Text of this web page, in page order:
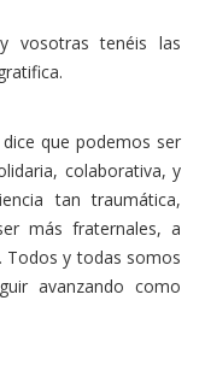
vosotras tenéis las
que podemos ser
colaborativa, y
tan traumática,
más fraternales, a
y todas somos
avanzando como